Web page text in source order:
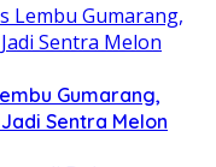
Gumarang,
Sentra Melon